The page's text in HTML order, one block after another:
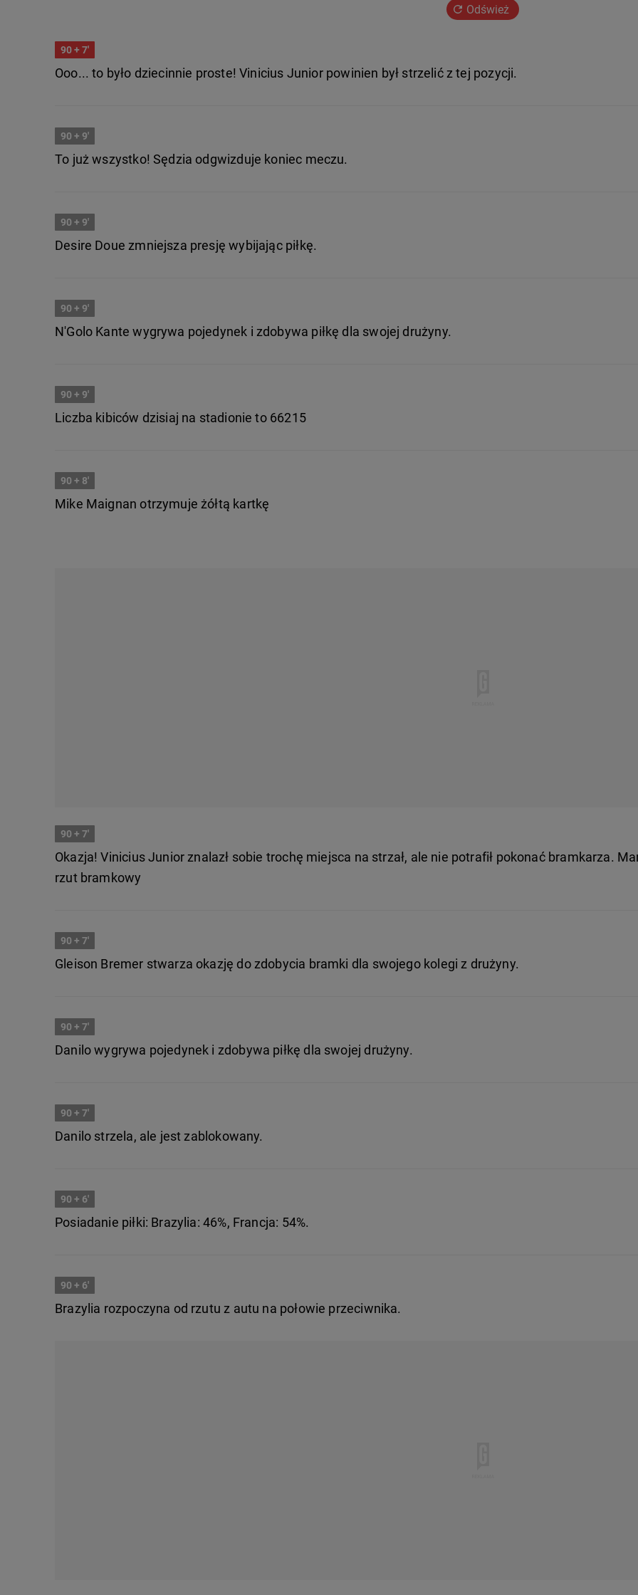
Odśwież
90+ 7'
Ooo... to było dziecinnie proste! Vinicius Junior powinien był strzelić z tej pozycji.
90 + 9'
To już wszystko! Sędzia odgwizduje koniec meczu.
90 + 9'
Desire Doue zmniejsza presję wybijając piłkę.
90 + 9'
N'Golo Kante wygrywa pojedynek i zdobywa piłkę dla swojej drużyny.
90 + 9'
Liczba kibiców dzisiaj na stadionie to 66215
90 + 8'
Mike Maignan otrzymuje żółtą kartkę
90 + 7'
Okazja! Vinicius Junior znalazł sobie trochę miejsca na strzał, ale nie potrafił pokonać bramkarza.
rzut bramkowy
90 + 7'
Gleison Bremer stwarza okazję do zdobycia bramki dla swojego kolegi z drużyny.
90 + 7'
Danilo wygrywa pojedynek i zdobywa piłkę dla swojej drużyny.
90 + 7'
Danilo strzela, ale jest zablokowany.
90 + 6'
Posiadanie piłki: Brazylia: 46%, Francja: 54%.
90 + 6'
Brazylia rozpoczyna od rzutu z autu na połowie przeciwnika.